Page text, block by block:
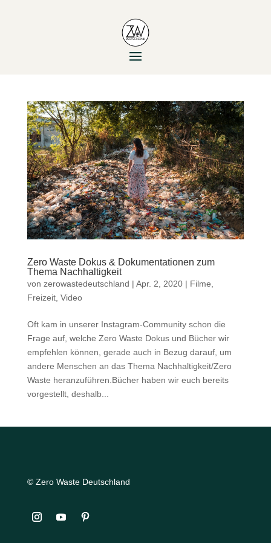
Zero Waste Dokus & Dokumentationen zum
Thema Nachhaltigkeit
von zerowastedeutschland | Apr. 2, 2020| Filme
Freizeit, Video
Oft kam in unserer Instagram-Community schon die
Frage auf, welche Zero Waste Dokus und Bücher wir
empfehlen können, gerade auch in Bezug darauf, um
andere Menschen an das Thema Nachhaltigkeit/Zero
Waste heranzuführen.Bücher haben wir euch bereits
vorgestellt, deshalb...
© Zero Waste Deutschland